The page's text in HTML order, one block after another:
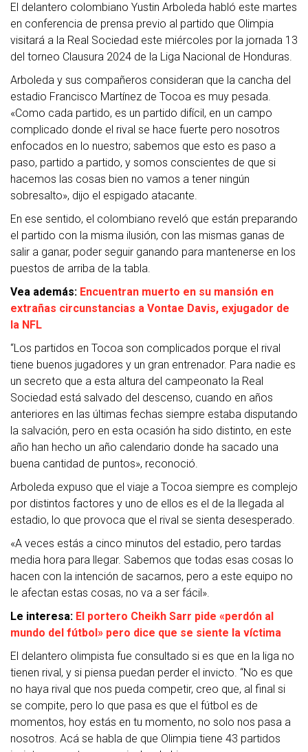
El delantero colombiano Yustin Arboleda habló este martes
en conferencia de prensa previo al partido que Olimpia
visitará a la Real Sociedad este miércoles por la jornada 13
del torneo Clausura 2024 de la Liga Nacional de Honduras.
Arboleda y sus compañeros consideran que la cancha del
estadio Francisco Martínez de Tocoa es muy pesada.
«Como cada partido, es un partido difícil, en un campo
complicado donde el rival se hace fuerte pero nosotros
enfocados en lo nuestro; sabemos que esto es paso a
paso, partido a partido, y somos conscientes de que si
hacemos las cosas bien no vamos a tener ningún
sobresalto», dijo el espigado atacante.
En ese sentido, el colombiano reveló que están preparando
el partido con la misma ilusión, con las mismas ganas de
salir a ganar, poder seguir ganando para mantenerse en los
puestos de arriba de la tabla.
Vea además: Encuentran muerto en su mansión en
extrañas circunstancias a Vontae Davis, exjugador de
la NFL
“Los partidos en Tocoa son complicados porque el rival
tiene buenos jugadores y un gran entrenador. Para nadie es
un secreto que a esta altura del campeonato la Real
Sociedad está salvado del descenso, cuando en años
anteriores en las últimas fechas siempre estaba disputando
la salvación, pero en esta ocasión ha sido distinto, en este
año han hecho un año calendario donde ha sacado una
buena cantidad de puntos», reconoció.
Arboleda expuso que el viaje a Tocoa siempre es complejo
por distintos factores y uno de ellos es el de la llegada al
estadio, lo que provoca que el rival se sienta desesperado.
«A veces estás a cinco minutos del estadio, pero tardas
media hora para llegar. Sabemos que todas esas cosas lo
hacen con la intención de sacarnos, pero a este equipo no
le afectan estas cosas, no va a ser fácil».
Le interesa: El portero Cheikh Sarr pide «perdón al
mundo del fútbol» pero dice que se siente la víctima
El delantero olimpista fue consultado si es que en la liga no
tienen rival, y si piensa puedan perder el invicto. “No es que
no haya rival que nos pueda competir, creo que, al final si
se compite, pero lo que pasa es que el fútbol es de
momentos, hoy estás en tu momento, no solo nos pasa a
nosotros. Acá se habla de que Olimpia tiene 43 partidos